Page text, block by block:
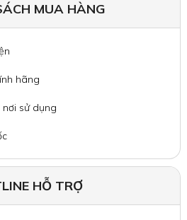
MUA HÀNG
hãng
sử dụng
HỖ TRỢ